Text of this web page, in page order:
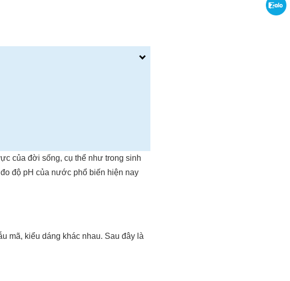
của đời sống, cụ thể như trong sinh
độ pH của nước phổ biến hiện nay
mã, kiểu dáng khác nhau. Sau đây là